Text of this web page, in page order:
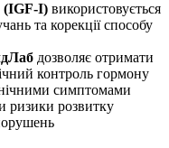
(IGF-I) використовується
та корекції способу
дозволяє отримати
контроль гормону
симптомами
ризики розвитку